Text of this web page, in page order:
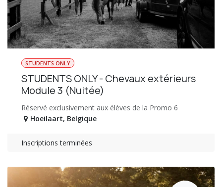
STUDENTS ONLY
STUDENTS ONLY - Chevaux extérieurs
Module 3 (Nuitée)
Réservé exclusivement aux élèves de la Promo 6
Hoeilaart, Belgique
Inscriptions terminées